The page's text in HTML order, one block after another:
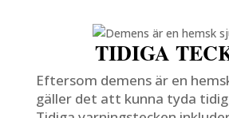
TIDIGA
Eftersom demens är en
gäller det att kunna tyda